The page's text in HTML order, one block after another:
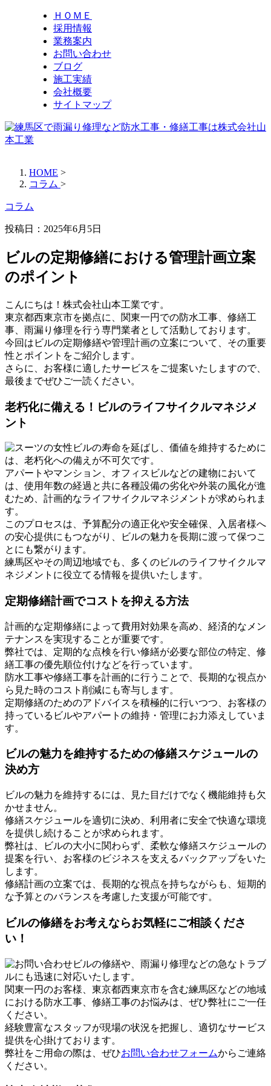
ＨＯＭＥ
採用情報
業務案内
お問い合わせ
ブログ
施工実績
会社概要
サイトマップ
HOME >
コラム >
コラム
投稿日： 2025年6月5日
ビルの定期修繕における管理計画立案
のポイント
こんにちは！株式会社山本工業です。
東京都西東京市を拠点に、関東一円での防水工事、修繕工
事、雨漏り修理を行う専門業者として活動しております。
今回はビルの定期修繕や管理計画の立案について、その重要
性とポイントをご紹介します。
さらに、お客様に適したサービスをご提案いたしますので、
最後までぜひご一読ください。
老朽化に備える！ビルのライフサイクルマネジメ
ント
ビルの寿命を延ばし、価値を維持するために
は、老朽化への備えが不可欠です。
アパートやマンション、オフィスビルなどの建物において
は、使用年数の経過と共に各種設備の劣化や外装の風化が進
むため、計画的なライフサイクルマネジメントが求められま
す。
このプロセスは、予算配分の適正化や安全確保、入居者様へ
の安心提供にもつながり、ビルの魅力を長期に渡って保つこ
とにも繋がります。
練馬区やその周辺地域でも、多くのビルのライフサイクルマ
ネジメントに役立てる情報を提供いたします。
定期修繕計画でコストを抑える方法
計画的な定期修繕によって費用対効果を高め、経済的なメン
テナンスを実現することが重要です。
弊社では、定期的な点検を行い修繕が必要な部位の特定、修
繕工事の優先順位付けなどを行っています。
防水工事や修繕工事を計画的に行うことで、長期的な視点か
ら見た時のコスト削減にも寄与します。
定期修繕のためのアドバイスを積極的に行いつつ、お客様の
持っているビルやアパートの維持・管理にお力添えしていま
す。
ビルの魅力を維持するための修繕スケジュールの
決め方
ビルの魅力を維持するには、見た目だけでなく機能維持も欠
かせません。
修繕スケジュールを適切に決め、利用者に安全で快適な環境
を提供し続けることが求められます。
弊社は、ビルの大小に関わらず、柔軟な修繕スケジュールの
提案を行い、お客様のビジネスを支えるバックアップをいた
します。
修繕計画の立案では、長期的な視点を持ちながらも、短期的
な予算とのバランスを考慮した支援が可能です。
ビルの修繕をお考えならお気軽にご相談くださ
い！
ビルの修繕や、雨漏り修理などの急なトラブ
ルにも迅速に対応いたします。
関東一円のお客様、東京都西東京市を含む練馬区などの地域
における防水工事、修繕工事のお悩みは、ぜひ弊社にご一任
ください。
経験豊富なスタッフが現場の状況を把握し、適切なサービス
提供を心掛けております。
弊社をご用命の際は、ぜひお問い合わせフォームからご連絡
ください。